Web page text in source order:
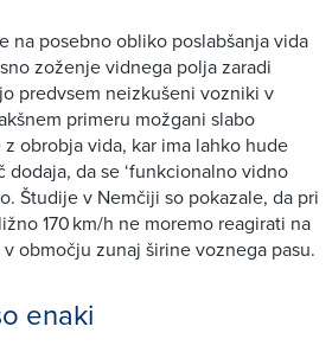
na posebno obliko poslabšanja vida
zoženje vidnega polja zaradi
predvsem neizkušeni vozniki v
primeru možgani slabo
obrobja vida, kar ima lahko hude
dodaja, da se ‘funkcionalno vidno
Študije v Nemčiji so pokazale, da pri
170 km/h ne moremo reagirati na
območju zunaj širine voznega pasu.
enaki